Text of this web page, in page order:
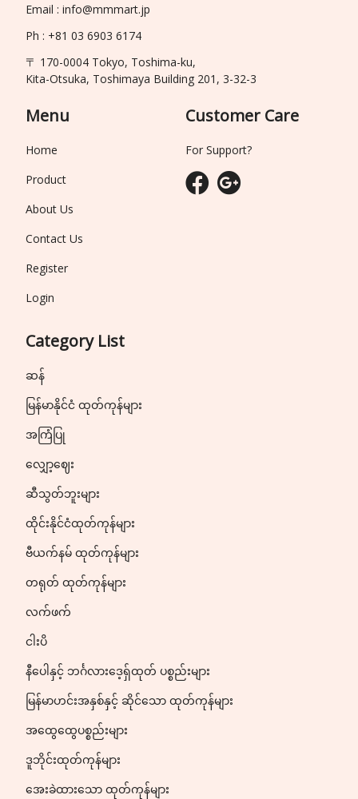
Email : info@mmmart.jp
Ph : +81 03 6903 6174
〒 170-0004 Tokyo, Toshima-ku,
Kita-Otsuka, Toshimaya Building 201, 3-32-3
Menu
Home
Product
About Us
Contact Us
Register
Login
Category List
ဆန်
မြန်မာနိုင်ငံ ထုတ်ကုန်များ
အကြံပြု
လျှော့ဈေး
ဆီသွတ်ဘူးများ
ထိုင်းနိုင်ငံထုတ်ကုန်များ
ဗီယက်နမ် ထုတ်ကုန်များ
တရုတ် ထုတ်ကုန်များ
လက်ဖက်
ငါးပိ
နီပေါနှင့် ဘင်္ဂလားဒေ့ရှ်ထုတ် ပစ္စည်းများ
မြန်မာဟင်းအနှစ်နှင့် ဆိုင်သော ထုတ်ကုန်များ
အထွေထွေပစ္စည်းများ
ဒူဘိုင်းထုတ်ကုန်များ
အေးခဲထားသော ထုတ်ကုန်များ
Customer Care
For Support?